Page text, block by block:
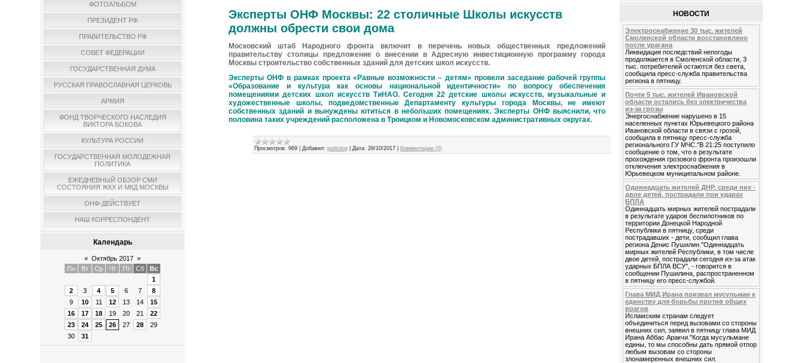
ФОТОАЛЬБОМ
ПРЕЗИДЕНТ РФ
ПРАВИТЕЛЬСТВО РФ
СОВЕТ ФЕДЕРАЦИИ
ГОСУДАРСТВЕННАЯ ДУМА
РУССКАЯ ПРАВОСЛАВНАЯ ЦЕРКОВЬ
АРМИЯ
ФОНД ТВОРЧЕСКОГО НАСЛЕДИЯ
ВИКТОРА БОКОВА
КУЛЬТУРА РОССИИ
ГОСУДАРСТВЕННАЯ МОЛОДЕЖНАЯ
ПОЛИТИКА
ЕЖЕДНЕВНЫЙ ОБЗОР СМИ
СОСТОЯНИЯ ЖКХ И МКД МОСКВЫ
ОНФ-ДЕЙСТВУЕТ
НАШ КОРРЕСПОНДЕНТ
Календарь
« Октябрь 2017 »
Пн
Вт Ср Чт Пт Сб
Вс
1
2
3 4 5 6 7
8
9
10 11 12 13 14
15
16
17 18 19 20 21
22
23
24 25 26 27 28
29
30
31
Эксперты ОНФ Москвы: 22 столичные Школы искусств
должны обрести свои дома
Московский штаб Народного фронта включит в перечень новых общественных предложений
правительству столицы предложение о внесении в Адресную инвестиционную программу города
Москвы строительство собственных зданий для детских школ искусств.
Эксперты ОНФ в рамках проекта «Равные возможности – детям» провели заседание рабочей группы
«Образование и культура как основы национальной идентичности» по вопросу обеспечения
помещениями детских школ искусств ТиНАО. Сегодня 22 детские школы искусств, музыкальные и
художественные школы, подведомственные Департаменту культуры города Москвы, не имеют
собственных зданий и вынуждены ютиться в небольших помещениях. Эксперты ОНФ выяснили, что
половина таких учреждений расположена в Троицком и Новомосковском административных округах.
Просмотров: 969 |Добавил: politolog |Дата: 26/10/2017 Комментарии (0)
НОВОСТИ
Электроснабжение 30 тыс. жителей
Смоленской области восстановлено
после урагана
Ликвидация последствий непогоды
продолжается в Смоленской области, 3
тыс. потребителей остаются без света,
сообщила пресс-служба правительства
региона в пятницу.
Почти 5 тыс. жителей Ивановской
области остались без электричества
из-за грозы
Энергоснабжение нарушено в 15
населенных пунктах Юрьевецкого района
Ивановской области в связи с грозой,
сообщила в пятницу пресс-служба
регионального ГУ МЧС."В 21:25 поступило
сообщение о том, что в результате
прохождения грозового фронта произошли
отключения электроснабжения в
Юрьевецком муниципальном районе.
Одиннадцать жителей ДНР, среди них -
двое детей, пострадали при ударах
БПЛА
Одиннадцать мирных жителей пострадали
в результате ударов беспилотников по
территории Донецкой Народной
Республики в пятницу, среди
пострадавших - дети, сообщил глава
региона Денис Пушилин."Одиннадцать
мирных жителей Республики, в том числе
двое детей, пострадали сегодня из-за атак
ударных БПЛА ВСУ", - говорится в
сообщении Пушилина, распространенном
в пятницу его пресс-службой.
Глава МИД Ирана призвал мусульман к
единству для борьбы против общих
врагов
Исламским странам следует
объединиться перед вызовами со стороны
внешних сил, заявил в пятницу глава МИД
Ирана Аббас Аракчи."Когда мусульмане
едины, то мы способны дать прямой отпор
любым вызовам со стороны
злонамеренных внешних сил.